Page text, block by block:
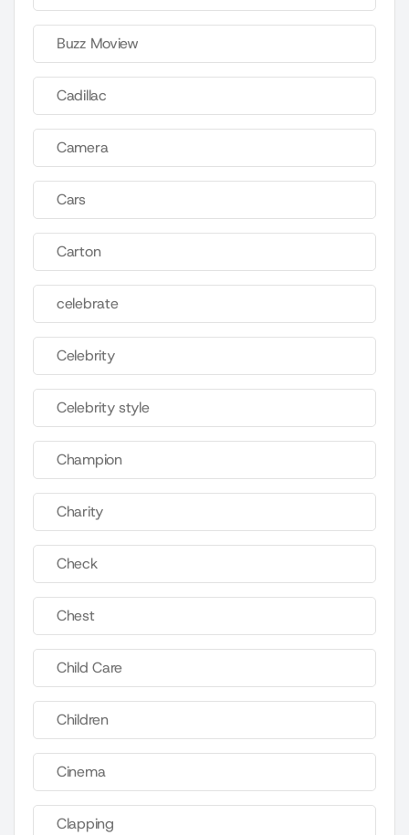
Buzz Moview
Cadillac
Camera
Cars
Carton
celebrate
Celebrity
Celebrity style
Champion
Charity
Check
Chest
Child Care
Children
Cinema
Clapping